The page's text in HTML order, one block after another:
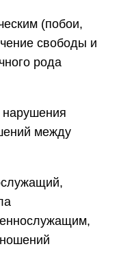
(побои,
свободы и
рода
нарушения
между